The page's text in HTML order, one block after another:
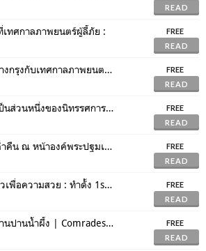
READ
ทศกาลภาพยนตร์ผู้ลี้ภัย :
FREE
READ
: กลางแปลงในกลางกรุงกับเทศกาลภาพยนตร์สหภาพยุโรป :
FREE
READ
เมื่อฉันอยากลองเป็นส่วนหนึ่งของนิทรรศการภาพถ่าย :>
FREE
READ
เต้นสวิงแจ๊ซยามค่ำคืน ณ หน้าองค์พระปฐมเจดีย์ [Big Bang Swing 2019]
FREE
READ
เมื่อฉันอยากเจ็บตัวเพื่อความสวย : ทำดั้ง 1st time
FREE
READ
รอยยิ้มเธอช่างหวานปานน้ำผึ้ง | Comrades: Almost a love story
FREE
READ